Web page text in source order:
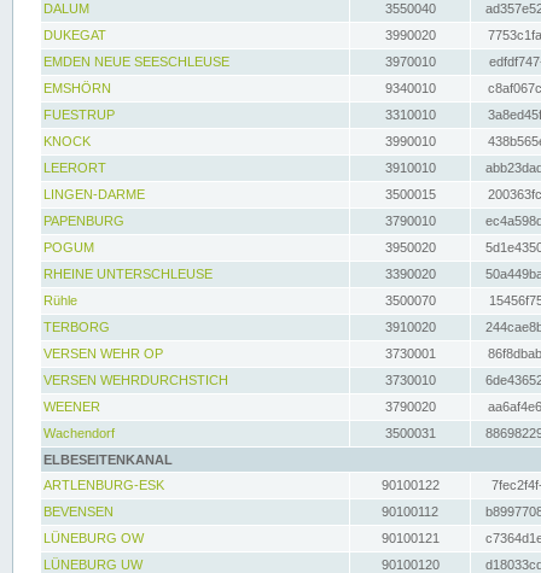
DALUM
3550040
DUKEGAT
3990020
EMDEN NEUE SEESCHLEUSE
3970010
EMSHÖRN
9340010
FUESTRUP
3310010
KNOCK
3990010
LEERORT
3910010
LINGEN-DARME
3500015
PAPENBURG
3790010
POGUM
3950020
RHEINE UNTERSCHLEUSE
3390020
Rühle
3500070
TERBORG
3910020
VERSEN WEHR OP
3730001
VERSEN WEHRDURCHSTICH
3730010
WEENER
3790020
Wachendorf
3500031
ELBESEITENKANAL
ARTLENBURG-ESK
90100122
BEVENSEN
90100112
LÜNEBURG OW
90100121
LÜNEBURG UW
90100120